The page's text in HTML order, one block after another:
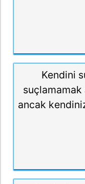
Kendini
suçlamamak
ancak